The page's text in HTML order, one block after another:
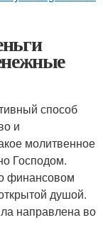
способ
и
молитвенное
Господом.
финансовом
душой.
направлена во